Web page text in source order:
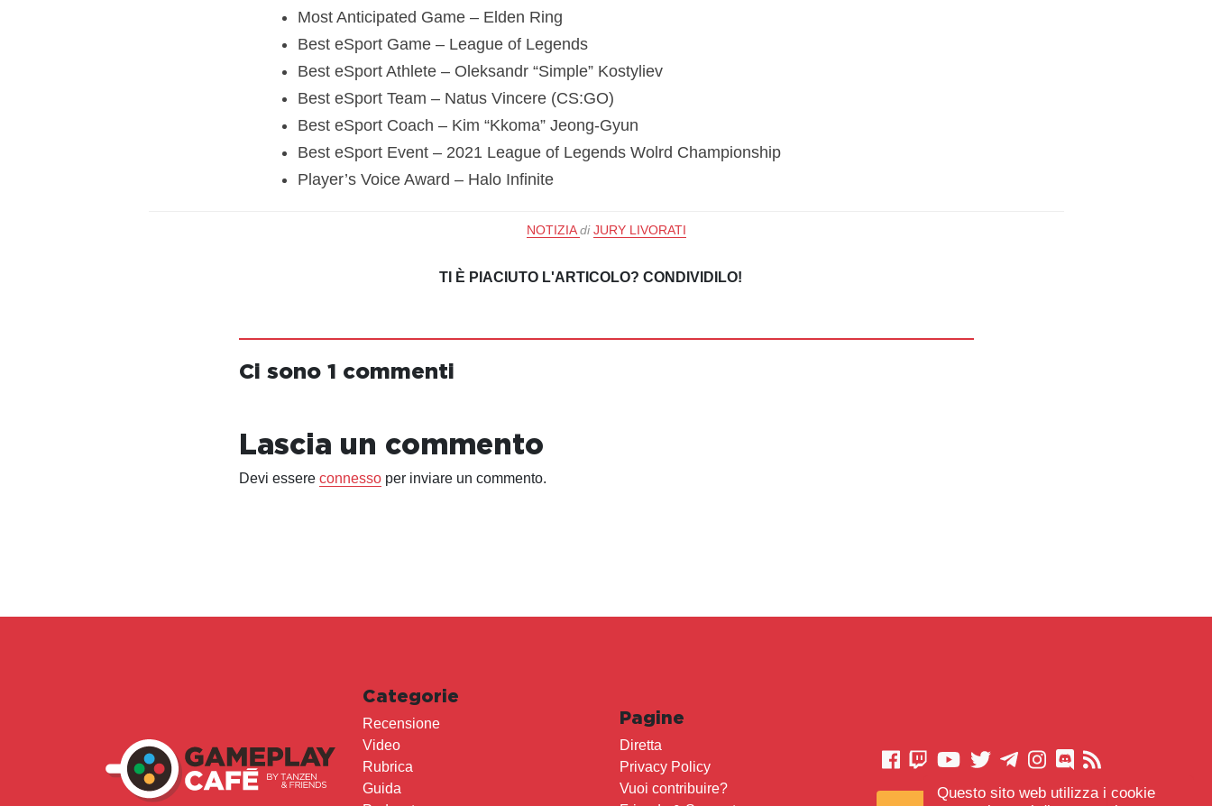
Questo sito web utilizza i cookie
Most Anticipated Game – Elden Ring
Best eSport Game – League of Legends
Best eSport Athlete – Oleksandr “Simple” Kostyliev
Best eSport Team – Natus Vincere (CS:GO)
Best eSport Coach – Kim “Kkoma” Jeong-Gyun
Best eSport Event – 2021 League of Legends Wolrd Championship
Player’s Voice Award – Halo Infinite
NOTIZIA di JURY LIVORATI
TI È PIACIUTO L'ARTICOLO? CONDIVIDILO!
Ci sono 1 commenti
Lascia un commento
Devi essere connessoper inviare un commento.
Categorie
Recensione
Video
Rubrica
Guida
Pagine
Diretta
Privacy Policy
Vuoi contribuire?